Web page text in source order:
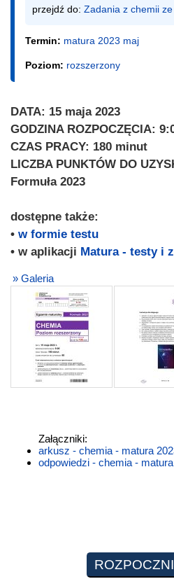
przejdź do: Zadania z chemii
Termin: matura 2023 maj
Poziom: rozszerzony
DATA: 15 maja 2023
GODZINA ROZPOCZĘCIA:
CZAS PRACY: 180 minut
LICZBA PUNKTÓW DO
Formuła 2023
dostępne także:
• w formie testu
• w aplikacji Matura - testy i
» Galeria
Załączniki:
arkusz - chemia - matura
odpowiedzi - chemia -